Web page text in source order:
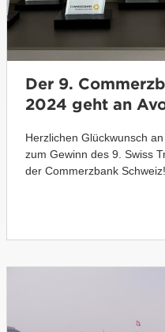
Der 9.
2024 geht an
Herzlichen Glückwunsch
zum Gewinn des 9. Swiss
der Commerzbank Schweiz!